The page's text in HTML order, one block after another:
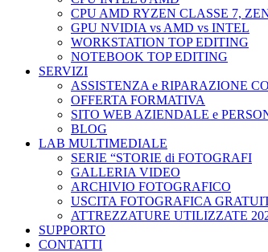
CPU AMD RYZEN CLASSE 7,
GPU NVIDIA vs AMD vs INTEL
WORKSTATION TOP EDITING
NOTEBOOK TOP EDITING
SERVIZI
ASSISTENZA e RIPARAZIONE
OFFERTA FORMATIVA
SITO WEB AZIENDALE e
BLOG
LAB MULTIMEDIALE
SERIE “STORIE di FOTOGRAFI
GALLERIA VIDEO
ARCHIVIO FOTOGRAFICO
USCITA FOTOGRAFICA
ATTREZZATURE UTILIZZATE
SUPPORTO
CONTATTI